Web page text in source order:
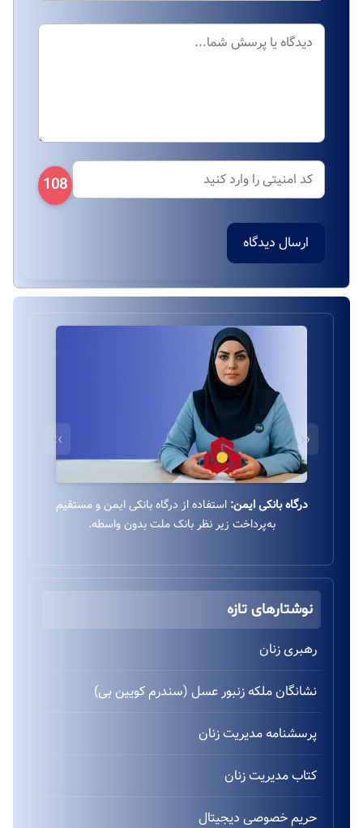
108
ارسال دیدگاه
درگاه بانکی ایمن: استفاده از درگاه بانکی ایمن و مستقیم
به‌پرداخت زیر نظر بانک ملت بدون واسطه.
‹‹
››
نوشتارهای تازه
رهبری زنان
نشانگان ملکه زنبور عسل (سندرم کویین بی)
پرسشنامه مدیریت زنان
کتاب مدیریت زنان
حریم خصوصی دیجیتال